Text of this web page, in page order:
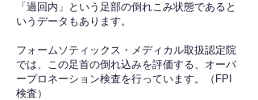
「過回内」という足部の倒れこみ状態であると
いうデータもあります。
フォームソティックス・メディカル取扱認定院
では、この足首の倒れ込みを評価する、オーバ
ープロネーション検査を行っています。（FPI
検査）​